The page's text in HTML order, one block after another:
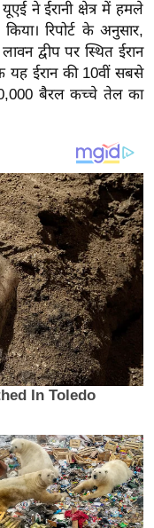
ने ईरानी क्षेत्र में हमले
रिपोर्ट के अनुसार,
द्वीप पर स्थित ईरान
यह ईरान की 10वीं सबसे
बैरल कच्चे तेल का